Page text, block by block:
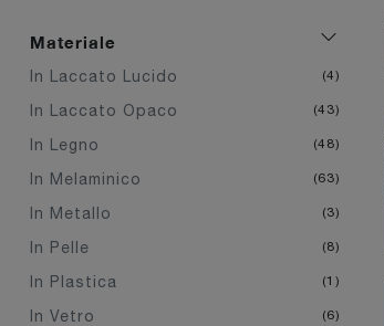
Materiale
In Laccato Lucido 4
In Laccato Opaco 43
In Legno 48
In Melaminico 63
In Metallo 3
In Pelle 8
In Plastica 1
In Vetro 6